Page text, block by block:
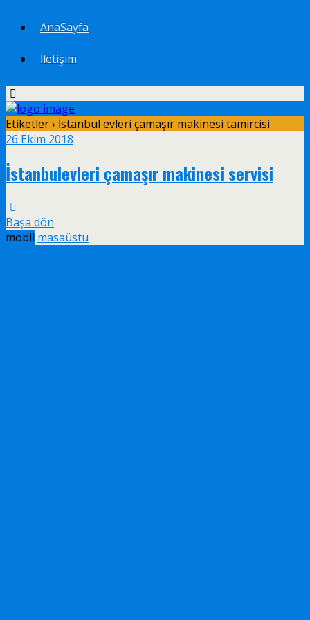
AnaSayfa
İletişim
Etiketler › İstanbul evleri çamaşır makinesi tamircisi
26 Ekim 2018
İstanbulevleri çamaşır makinesi servisi
Başa dön
mobil masaüstü